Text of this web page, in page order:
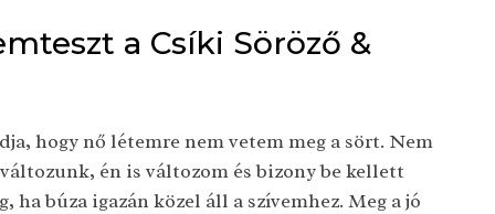
a Csíki Söröző &
hogy nő létemre nem vetem meg a sört. Nem
én is változom és bizony be kellett
ha búza igazán közel áll a szívemhez. Meg a jó